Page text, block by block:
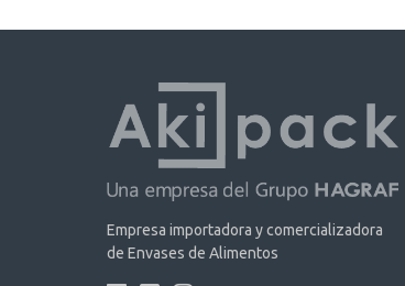
Empresa importadora y comercializadora
de Envases de Alimentos